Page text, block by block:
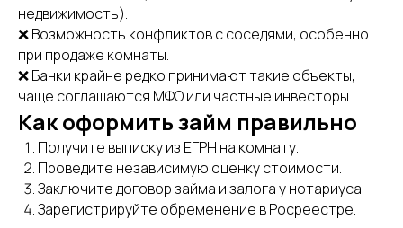
недвижимость).
❌ Возможность конфликтов с соседями, особенно
при продаже комнаты.
❌ Банки крайне редко принимают такие объекты,
чаще соглашаются МФО или частные инвесторы.
Как оформить займ правильно
Получите выписку из ЕГРН на комнату.
Проведите независимую оценку стоимости.
Заключите договор займа и залога у нотариуса.
Зарегистрируйте обременение в Росреестре.